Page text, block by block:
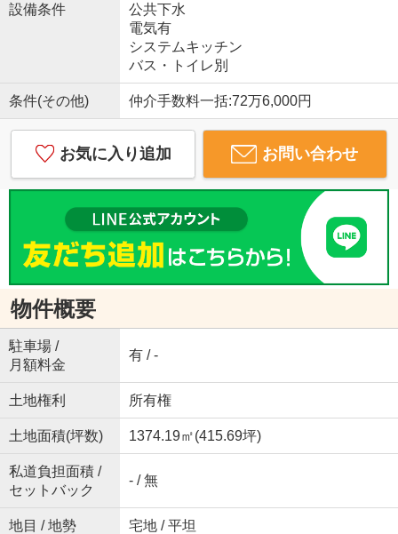
設備条件
公共下水
電気有
システムキッチン
バス・トイレ別
条件(その他) 仲介手数料一括:72万6,000円
お気に入り追加 お問い合わせ
物件概要
駐車場 /
月額料金
有 / -
土地権利 所有権
土地面積(坪数) 1374.19㎡(415.69坪)
私道負担面積 /
セットバック
- / 無
地目 / 地勢 宅地 / 平坦